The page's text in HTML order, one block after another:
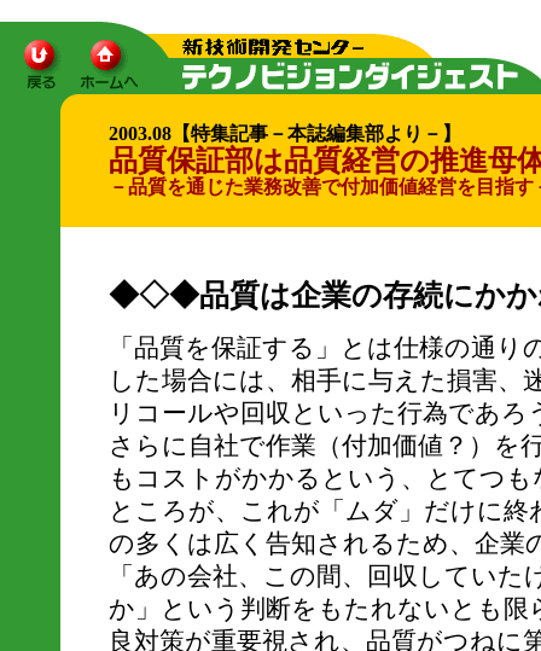
2003.08【特集記事－本誌編集部より－】
品質保証部は品質経営の推進母
－品質を通じた業務改善で付加価値経営を目指す
◆◇◆品質は企業の存続にか
「品質を保証する」とは仕様の通
した場合には、相手に与えた損害
リコールや回収といった行為であ
さらに自社で作業（付加価値？）を
もコストがかかるという、とてつ
ところが、これが「ムダ」だけに
の多くは広く告知されるため、企業
「あの会社、この間、回収してい
か」という判断をもたれないとも
良対策が重要視され、品質がつねに